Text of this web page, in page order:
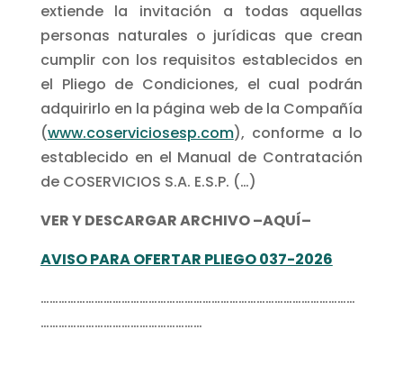
extiende la invitación a todas aquellas
personas naturales o jurídicas que crean
cumplir con los requisitos establecidos en
el Pliego de Condiciones, el cual podrán
adquirirlo en la página web de la Compañía
(www.coserviciosesp.com), conforme a lo
establecido en el Manual de Contratación
de COSERVICIOS S.A. E.S.P. (…)
VER Y DESCARGAR ARCHIVO –AQUÍ–
AVISO PARA OFERTAR PLIEGO 037-2026
……………………………………………………………………………………………
………………………………………………